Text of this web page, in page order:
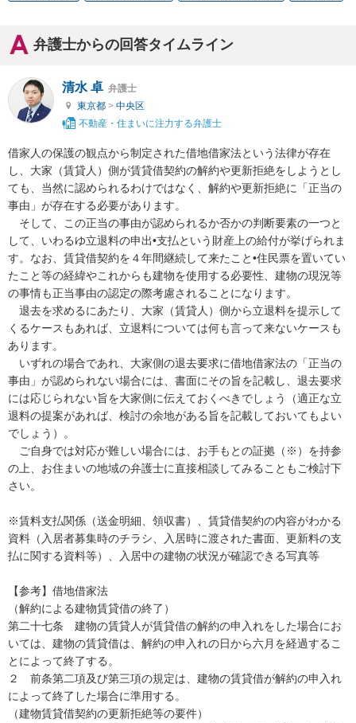
弁護士からの回答タイムライン
清水 卓 弁護士
東京都 > 中央区
不動産・住まいに注力する弁護士
借家人の保護の観点から制定された借地借家法という法律が存在
し、大家（賃貸人）側が賃貸借契約の解約や更新拒絶をしようとし
ても、当然に認められるわけではなく、解約や更新拒絶に「正当の
事由」が存在する必要があります。
そして、この正当の事由が認められるか否かの判断要素の一つと
して、いわるゆ立退料の申出•支払という財産上の給付が挙げられま
す。なお、賃貸借契約を４年間継続して来たこと•住民票を置いてい
たこと等の経緯やこれからも建物を使用する必要性、建物の現況等
の事情も正当事由の認定の際考慮されることになります。
退去を求めるにあたり、大家（賃貸人）側から立退料を提示して
くるケースもあれば、立退料については何も言って来ないケースも
あります。
いずれの場合であれ、大家側の退去要求に借地借家法の「正当の
事由」が認められない場合には、書面にその旨を記載し、退去要求
には応じられない旨を大家側に伝えておくべきでしょう（適正な立
退料の提案があれば、検討の余地がある旨を記載しておいてもよい
でしょう）。
ご自身では対応が難しい場合には、お手もとの証拠（※）を持参
の上、お住まいの地域の弁護士に直接相談してみることもご検討下
さい。
※賃料支払関係（送金明細、領収書）、賃貸借契約の内容がわかる
資料（入居者募集時のチラシ、入居時に渡された書面、更新料の支
払に関する資料等）、入居中の建物の状況が確認できる写真等
【参考】借地借家法
（解約による建物賃貸借の終了）
第二十七条　建物の賃貸人が賃貸借の解約の申入れをした場合にお
いては、建物の賃貸借は、解約の申入れの日から六月を経過するこ
とによって終了する。
２　前条第二項及び第三項の規定は、建物の賃貸借が解約の申入れ
によって終了した場合に準用する。
（建物賃貸借契約の更新拒絶等の要件）